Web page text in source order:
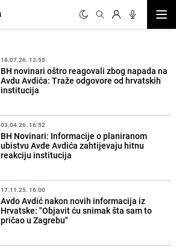
18.07.26. 12:55
BH novinari oštro reagovali zbog napada na
Avdu Avdića: Traže odgovore od hrvatskih
institucija
03.04.26. 16:52
BH Novinari: Informacije o planiranom
ubistvu Avde Avdića zahtijevaju hitnu
reakciju institucija
17.11.25. 16:00
Avdo Avdić nakon novih informacija iz
Hrvatske: "Objavit ću snimak šta sam to
pričao u Zagrebu"